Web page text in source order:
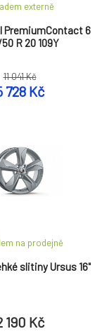
PremiumContact 6
R 20 109Y
externě
11 041 Kč
728 Kč
slitiny Ursus 16"
na prodejně
190 Kč